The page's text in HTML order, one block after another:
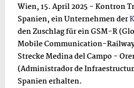
Wien, 15. April 2025 - Kontron
Spanien, ein Unternehmen der
den Zuschlag für ein GSM-R
Mobile Communication-
Strecke Medina del Campo -
(Administrador de
Spanien erhalten.